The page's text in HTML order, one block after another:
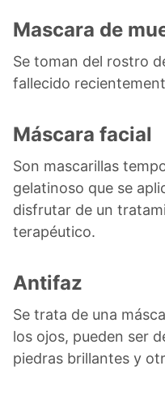
Mascara de
Se toman del rostro
fallecido
Máscara facial
Son mascarillas
gelatinoso que se
disfrutar de un
terapéutico.
Antifaz
Se trata de una
los ojos, pueden ser
piedras brillantes y